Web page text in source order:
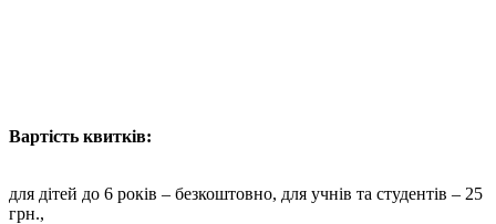
Вартість квитків:
для дітей до 6 років – безкоштовно, для учнів та студентів – 25
грн.,